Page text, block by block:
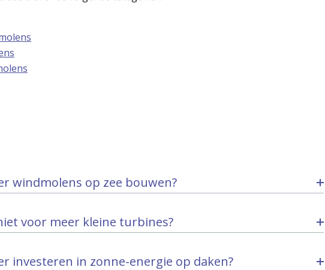
windmolens op zee bouwen?
voor meer kleine turbines?
investeren in zonne-energie op daken?